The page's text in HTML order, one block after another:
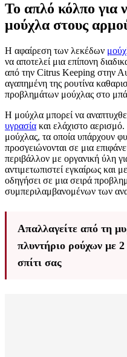
Το απλό κόλπο για
μούχλα στους
Η αφαίρεση των λεκέδων
να αποτελεί μια επίπονη
από την Citrus Keeping στην
αγαπημένη της ρουτίνα
προβλημάτων μούχλας στο
Η μούχλα μπορεί να
υγρασία και ελάχιστο
μούχλας, τα οποία υπάρχουν
προσγειώνονται σε μια
περιβάλλον με οργανική ύλη
αντιμετωπιστεί εγκαίρως και
οδηγήσει σε μια σειρά
συμπεριλαμβανομένων των
Απαλλαγείτε από τη
πλυντήριο ρούχων με
σπίτι σας